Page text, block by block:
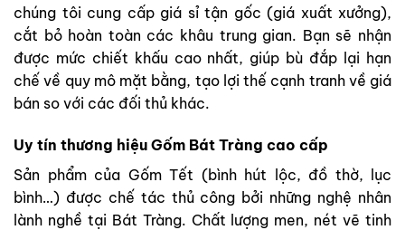
chúng tôi cung cấp giá sỉ tận gốc (giá xuất xưởng),
cắt bỏ hoàn toàn các khâu trung gian. Bạn sẽ nhận
được mức chiết khấu cao nhất, giúp bù đắp lại hạn
chế về quy mô mặt bằng, tạo lợi thế cạnh tranh về giá
bán so với các đối thủ khác.
Uy tín thương hiệu Gốm Bát Tràng cao cấp
Sản phẩm của Gốm Tết (bình hút lộc, đồ thờ, lục
bình…) được chế tác thủ công bởi những nghệ nhân
lành nghề tại Bát Tràng. Chất lượng men, nét vẽ tinh